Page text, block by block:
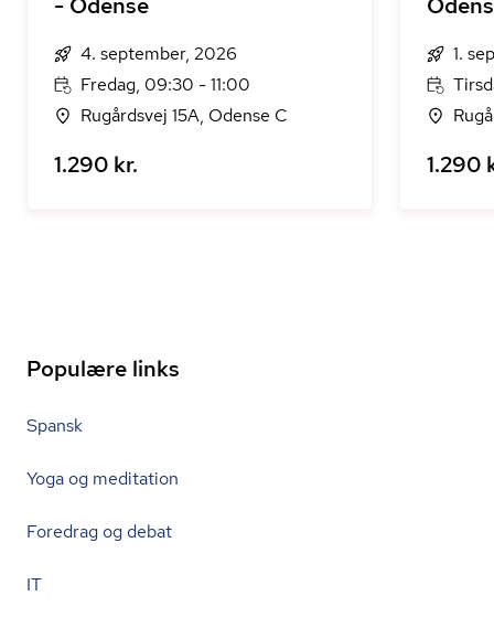
4. september, 2026
Fredag, 09:30 - 11:00
Rugårdsvej 15A, Odense C
1.290 kr.
1.
1.290
Populære links
Spansk
Yoga og meditation
Foredrag og debat
IT